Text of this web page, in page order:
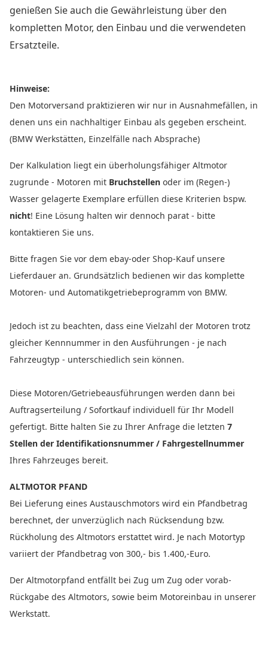
genießen Sie auch die Gewährleistung über den
kompletten Motor, den Einbau und die verwendeten
Ersatzteile.
Hinweise:
Den Motorversand praktizieren wir nur in Ausnahmefällen, in
denen uns ein nachhaltiger Einbau als gegeben erscheint.
(BMW Werkstätten, Einzelfälle nach Absprache)
Der Kalkulation liegt ein überholungsfähiger Altmotor
zugrunde - Motoren mit Bruchstellen oder im (Regen-)
Wasser gelagerte Exemplare erfüllen diese Kriterien bspw.
nicht! Eine Lösung halten wir dennoch parat - bitte
kontaktieren Sie uns.
Bitte fragen Sie vor dem ebay-oder Shop-Kauf unsere
Lieferdauer an. Grundsätzlich bedienen wir das komplette
Motoren- und Automatikgetriebeprogramm von BMW.
Jedoch ist zu beachten, dass eine Vielzahl der Motoren trotz
gleicher Kennnummer in den Ausführungen - je nach
Fahrzeugtyp - unterschiedlich sein können.
Diese Motoren/Getriebeausführungen werden dann bei
Auftragserteilung / Sofortkauf individuell für Ihr Modell
gefertigt. Bitte halten Sie zu Ihrer Anfrage die letzten 7
Stellen der Identifikationsnummer / Fahrgestellnummer
Ihres Fahrzeuges bereit.
ALTMOTOR PFAND
Bei Lieferung eines Austauschmotors wird ein Pfandbetrag
berechnet, der unverzüglich nach Rücksendung bzw.
Rückholung des Altmotors erstattet wird. Je nach Motortyp
variiert der Pfandbetrag von 300,- bis 1.400,-Euro.
Der Altmotorpfand entfällt bei Zug um Zug oder vorab-
Rückgabe des Altmotors, sowie beim Motoreinbau in unserer
Werkstatt.